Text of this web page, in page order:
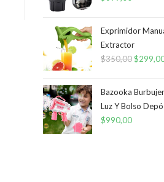
Exprimidor
Extractor
$350,00El
original
era:
$
Bazooka
Luz Y Bolso
$990,00